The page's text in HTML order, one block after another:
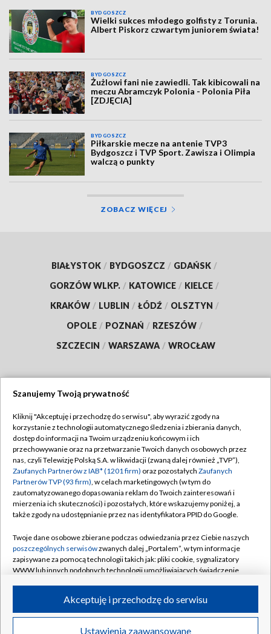
BYDGOSZCZ
Wielki sukces młodego golfisty z Torunia.
Albert Piskorz czwartym juniorem świata!
BYDGOSZCZ
Żużlowi fani nie zawiedli. Tak kibicowali na
meczu Abramczyk Polonia - Polonia Piła
[ZDJĘCIA]
BYDGOSZCZ
Piłkarskie mecze na antenie TVP3
Bydgoszcz i TVP Sport. Zawisza i Olimpia
walczą o punkty
ZOBACZ WIĘCEJ
BIAŁYSTOK / BYDGOSZCZ / GDAŃSK /
GORZÓW WLKP. / KATOWICE / KIELCE /
KRAKÓW / LUBLIN / ŁÓDŹ / OLSZTYN /
OPOLE / POZNAŃ / RZESZÓW /
SZCZECIN / WARSZAWA / WROCŁAW
TVP
Abonament TVP
Emisja w TVP
Centrum informacji TVP
Naziemna Telewizja Cyfrowa
Rada Programowa
System NOS
Informacje o nadawcy
Program dla prasy
Regulamin TVP
Polityka prywatności
Moje zgody
Pomoc
Kontakt
Kanały
©2026 Telewizja Polska S.A. w likwidacji
Szanujemy Twoją prywatność
Kliknij "Akceptuję i przechodzę do serwisu", aby wyrazić zgody na
korzystanie z technologii automatycznego śledzenia i zbierania danych,
dostęp do informacji na Twoim urządzeniu końcowym i ich
przechowywanie oraz na przetwarzanie Twoich danych osobowych przez
nas, czyli Telewizję Polską S.A. w likwidacji (zwaną dalej również „TVP”),
Zaufanych Partnerów z IAB* (1201 firm) oraz pozostałych Zaufanych
Partnerów TVP (93 firm), w celach marketingowych (w tym do
zautomatyzowanego dopasowania reklam do Twoich zainteresowań i
mierzenia ich skuteczności) i pozostałych, które wskazujemy poniżej, a
także zgody na udostępnianie przez nas identyfikatora PPID do Google.
Twoje dane osobowe zbierane podczas odwiedzania przez Ciebie naszych
poszczególnych serwisówzwanych dalej „Portalem”, w tym informacje
zapisywane za pomocą technologii takich jak: pliki cookie, sygnalizatory
WWW lub innych podobnych technologii umożliwiających świadczenie
ruchu w Internecie.
Twoje dane osobowe zbierane podczas odwiedzania przez Ciebie
Ustawienia zaawansowane
Akceptuję i przechodzę do serwisu